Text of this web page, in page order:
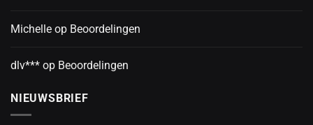
Michelle op Beoordelingen
dlv*** op Beoordelingen
NIEUWSBRIEF